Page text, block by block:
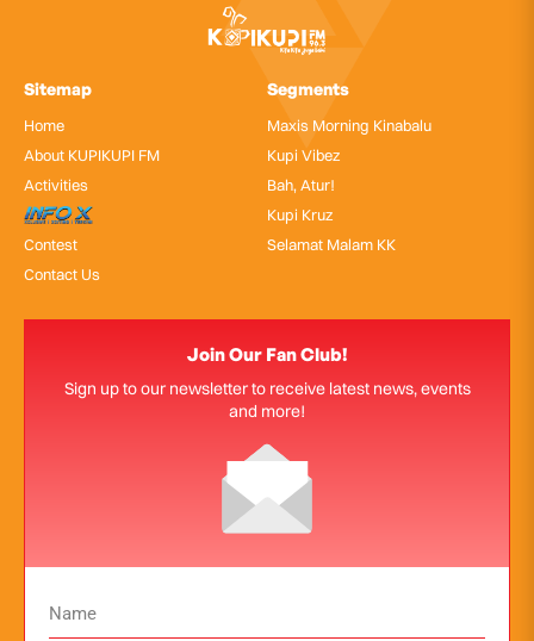
Sitemap
Home
About KUPIKUPI FM
Activities
InfoX
Contest
Contact Us
Segments
Maxis Morning Kinabalu
Kupi Vibez
Bah, Atur!
Kupi Kruz
Selamat Malam KK
Join Our Fan Club!
Sign up to our newsletter to receive latest news, events
and more!